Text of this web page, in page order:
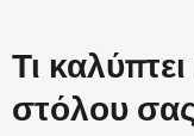
Τι
στόλου